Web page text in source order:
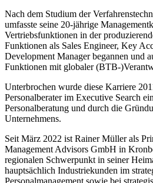
Nach dem Studium der
umfasste seine 20-jährige
Vertriebsfunktionen in der
Funktionen als Sales Engineer, Key
Development Manager begannen und
Funktionen mit globaler (BTB-
Unterbrochen wurde diese Karriere
Personalberater im Executive Search
Personalberatung und durch die
Unternehmens.
Seit März 2022 ist Rainer Müller als
Management Advisors GmbH in
regionalen Schwerpunkt in seiner
hauptsächlich Industriekunden im